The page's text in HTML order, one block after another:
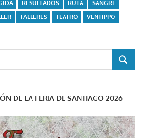
RESULTADOS RUTA
SANGRE
TALLERES TEATRO
VENTIPPO
BUSCAR
DE LA FERIA DE SANTIAGO 2026